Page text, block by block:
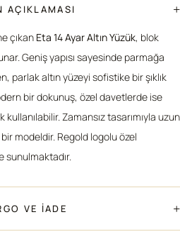
AÇIKLAMASI +
çıkan Eta 14 Ayar Altın Yüzük, blok
Geniş yapısı sayesinde parmağa
parlak altın yüzeyi sofistike bir şıklık
bir dokunuş, özel davetlerde ise
Zamansız tasarımıyla uzun
modeldir. Regold logolu özel
sunulmaktadır.
VE İADE +